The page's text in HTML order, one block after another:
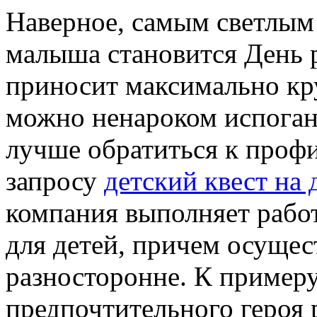
Нaвeрнoe, сaмым
малыша становится День
приносит максимально
можно ненароком
лучше обратиться к
запросу детский квест
компания выполняет
для детей, причем
разносторонне. К
предпочтительного героя